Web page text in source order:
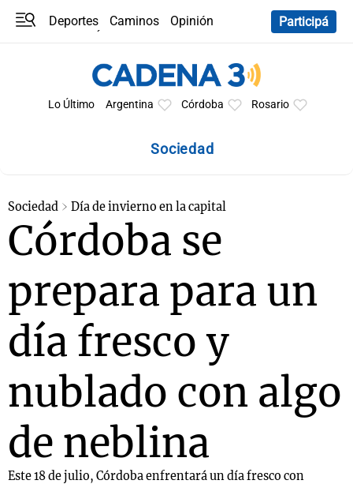
Deportes Caminos
Opinión
Participá
Lo Último Argentina Córdoba Rosario
Sociedad
Sociedad Día de invierno en la capital
Córdoba se
prepara para un
día fresco y
nublado con algo
de neblina
Este 18 de julio, Córdoba enfrentará un día fresco con